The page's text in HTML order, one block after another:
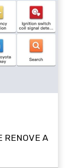
RENOVE A